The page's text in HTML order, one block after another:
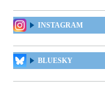
INSTAGRAM
BLUESKY